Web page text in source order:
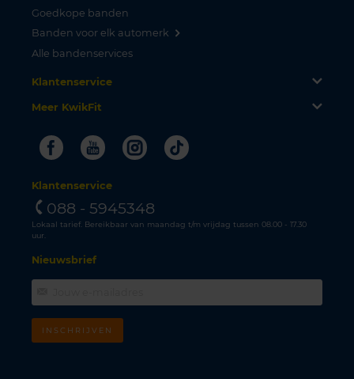
Goedkope banden
Banden voor elk automerk
Alle bandenservices
Klantenservice
Meer KwikFit
FacebookYoutubeInstagram
Tiktok
Klantenservice
088 - 5945348
Lokaal tarief. Bereikbaar van maandag t/m vrijdag tussen 08.00 - 17.30
uur.
Nieuwsbrief
INSCHRIJVEN